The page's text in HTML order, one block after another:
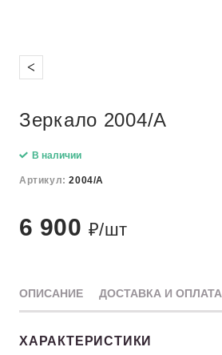
Зеркало 2004/A
В наличии
Артикул:2004/A
6 900 ₽/шт
ОПИСАНИЕ ДОСТАВКА И ОПЛАТА
ХАРАКТЕРИСТИКИ